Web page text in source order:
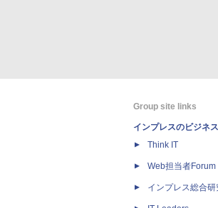
Group site links
インプレスのビジネ
Think IT
Web担当者Forum
インプレス総合研